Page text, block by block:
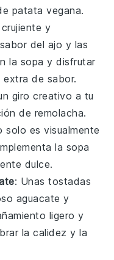
patata vegana.
crujiente y
del ajo y las
la sopa y disfrutar
de sabor.
giro creativo a tu
de remolacha.
es visualmente
la sopa
dulce.
: Unastostadas
aguacate y
ligero y
la calidez y la